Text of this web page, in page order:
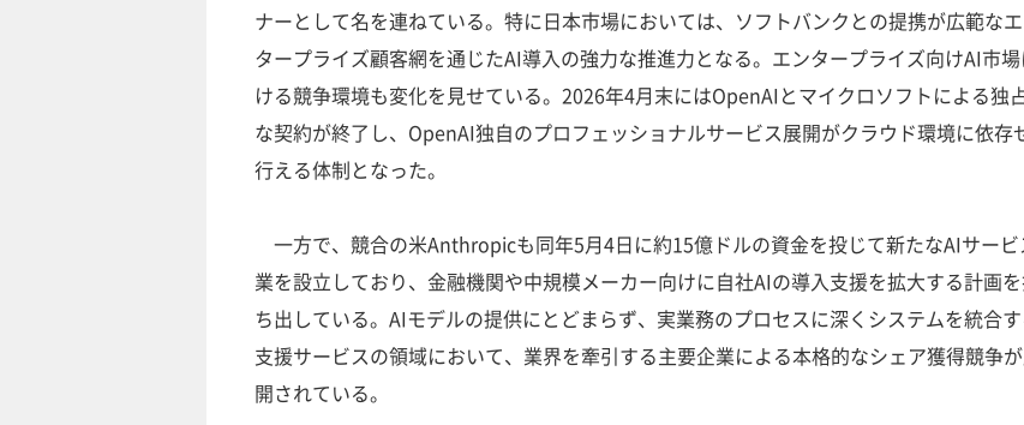
ナーとして名を連ねている。特に日本市場においては、ソフトバンクとの提携が広範な
タープライズ顧客網を通じたAI導入の強力な推進力となる。エンタープライズ向けAI市
ける競争環境も変化を見せている。2026年4月末にはOpenAIとマイクロソフトによる独
な契約が終了し、OpenAI独自のプロフェッショナルサービス展開がクラウド環境に依存
行える体制となった。
一方で、競合の米Anthropicも同年5月4日に約15億ドルの資金を投じて新たなAIサー
業を設立しており、金融機関や中規模メーカー向けに自社AIの導入支援を拡大する計画
ち出している。AIモデルの提供にとどまらず、実業務のプロセスに深くシステムを統合
支援サービスの領域において、業界を牽引する主要企業による本格的なシェア獲得競争
開されている。